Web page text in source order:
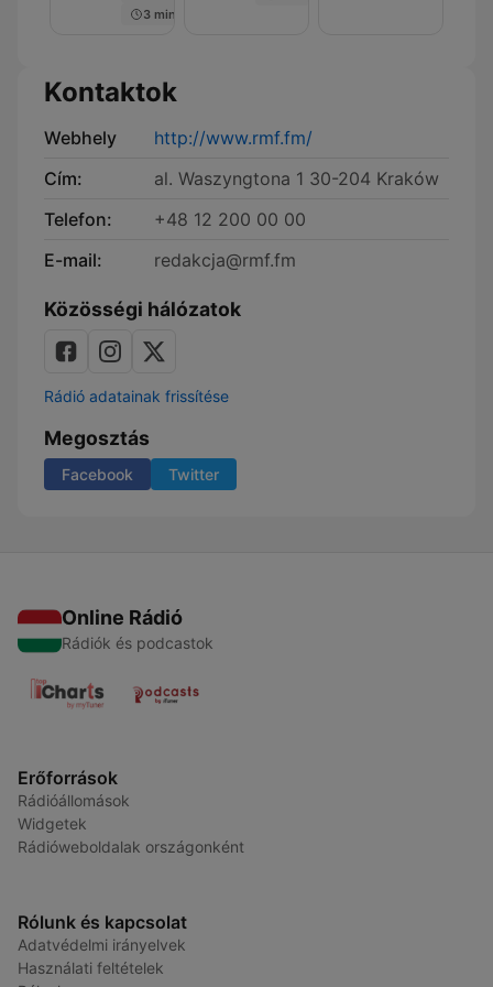
3 min
Kontaktok
Webhely
http://www.rmf.fm/
Cím:
al. Waszyngtona 1 30-204 Kraków
Telefon:
+48 12 200 00 00
E-mail:
redakcja@rmf.fm
Közösségi hálózatok
Rádió adatainak frissítése
Megosztás
Facebook Twitter
Online Rádió
Rádiók és podcastok
Erőforrások
Rádióállomások
Widgetek
Rádióweboldalak országonként
Rólunk és kapcsolat
Adatvédelmi irányelvek
Használati feltételek